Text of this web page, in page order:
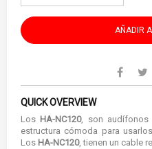
AÑADIR
QUICK OVERVIEW
Los HA-NC120, son audífonos
estructura cómoda para
Los HA-NC120, tienen un cable